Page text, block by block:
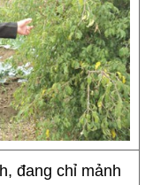
đang chỉ mảnh